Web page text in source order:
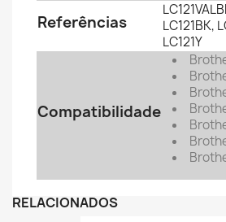
Referências
LC121BK,
LC121Y
Compatibilidade
RELACIONADOS